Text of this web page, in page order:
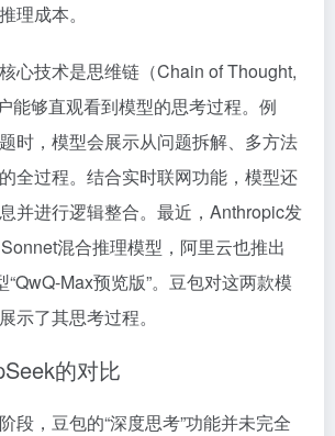
理成本。
心技术是思维链（Chain of Thought,
能够直观看到模型的思考过程。例
时，模型会展示从问题拆解、多方法
全过程。结合实时联网功能，模型还
并进行逻辑整合。最近，Anthropic发
混合推理模型，阿里云也推出
Max预览版”。豆包对这两款模
示了其思考过程。
的对比
段，豆包的“深度思考”功能并未完全